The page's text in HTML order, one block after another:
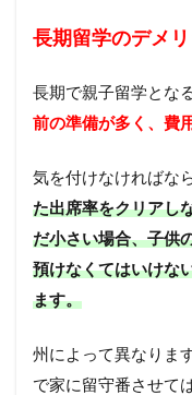
長期留学のデメリ
長期で親子留学とな
前の準備が多く、費
気を付けなければな
た出席率をクリアし
だ小さい場合、子供
預けなくてはいけな
ます。
州によって異なりま
で家に留守番させて